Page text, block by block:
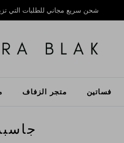
شحن سريع مجاني للطلبات التي تزيد عن 200
فساتين متجر الزفاف